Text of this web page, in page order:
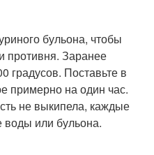
бульона, чтобы
противня. Заранее
градусов. Поставьте в
примерно на один час.
не выкипела, каждые
воды или бульона.